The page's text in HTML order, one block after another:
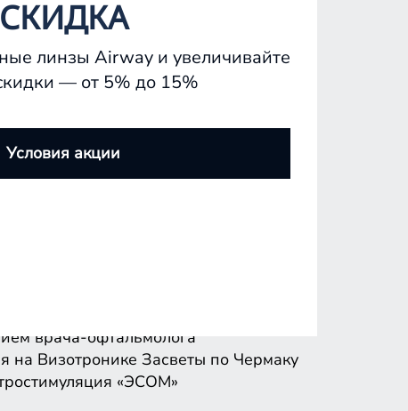
на Визотронике Засветы по Чермаку
«ЭСОМ»
врача-офтальмолога
на Визотронике Засветы по Чермаку
«ЭСОМ»
СКИДКА
линзы Airway и увеличивайте
— от 5% до 15%
Условия акции